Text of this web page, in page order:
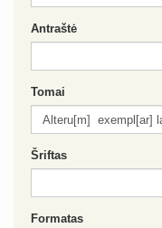
Antraštė
Tomai
Šriftas
Formatas